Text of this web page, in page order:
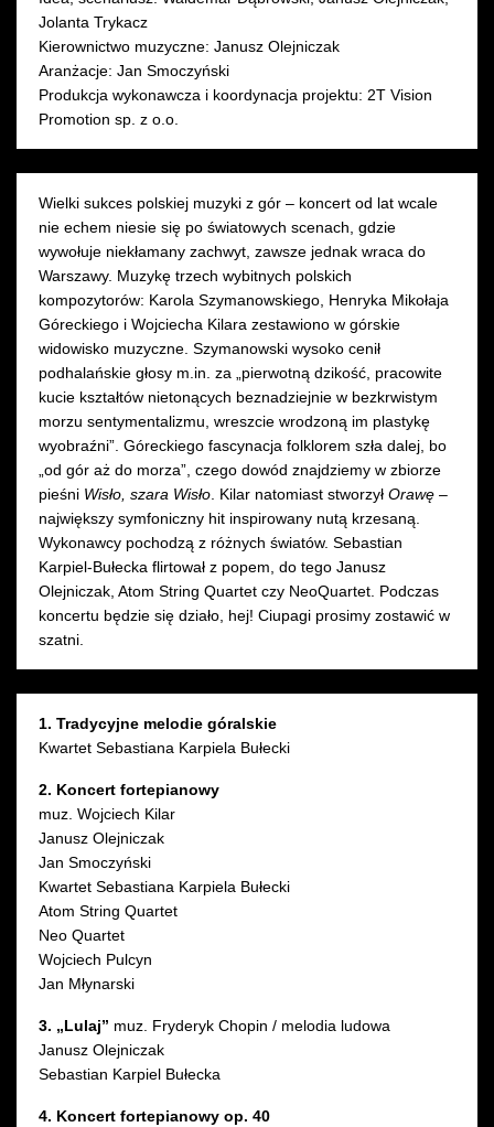
22 WRZEŚNIA 2022
czwartek 19:00
Sala Moniuszki
Jolanta Trykacz
Kierownictwo muzyczne: Janusz Olejniczak
Aranżacje: Jan Smoczyński
Produkcja wykonawcza i koordynacja projektu: 2T Vision
Promotion sp. z o.o.
Wielki sukces polskiej muzyki z gór – koncert od lat wcale
nie echem niesie się po światowych scenach, gdzie
wywołuje niekłamany zachwyt, zawsze jednak wraca do
Warszawy. Muzykę trzech wybitnych polskich
kompozytorów: Karola Szymanowskiego, Henryka Mikołaja
Góreckiego i Wojciecha Kilara zestawiono w górskie
widowisko muzyczne. Szymanowski wysoko cenił
podhalańskie głosy m.in. za „pierwotną dzikość, pracowite
kucie kształtów nietonących beznadziejnie w bezkrwistym
morzu sentymentalizmu, wreszcie wrodzoną im plastykę
wyobraźni”. Góreckiego fascynacja folklorem szła dalej, bo
„od gór aż do morza”, czego dowód znajdziemy w zbiorze
pieśni Wisło, szara Wisło. Kilar natomiast stworzył Orawę –
największy symfoniczny hit inspirowany nutą krzesaną.
Wykonawcy pochodzą z różnych światów. Sebastian
Karpiel-Bułecka flirtował z popem, do tego Janusz
Olejniczak, Atom String Quartet czy NeoQuartet. Podczas
koncertu będzie się działo, hej! Ciupagi prosimy zostawić w
szatni.
1. Tradycyjne melodie góralskie
Kwartet Sebastiana Karpiela Bułecki
2. Koncert fortepianowy
muz. Wojciech Kilar
Janusz Olejniczak
Jan Smoczyński
Kwartet Sebastiana Karpiela Bułecki
Atom String Quartet
Neo Quartet
Wojciech Pulcyn
Jan Młynarski
3. „Lulaj” muz. Fryderyk Chopin / melodia ludowa
Janusz Olejniczak
Sebastian Karpiel Bułecka
4. Koncert fortepianowy op. 40